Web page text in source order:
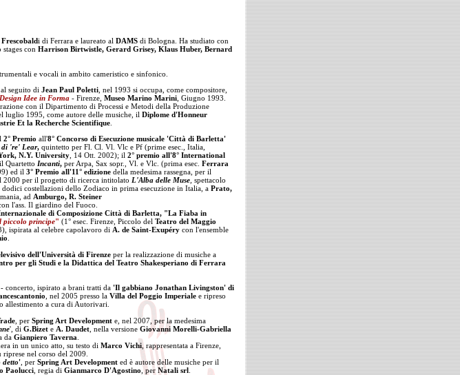
i di Ferrara e laureato al DAMS di Bologna. Ha studiato con
stages con Harrison Birtwistle, Gerard Grisey, Klaus Huber, Bernard
e vocali in ambito cameristico e sinfonico.
al seguito di Jean Paul Poletti , nel 1993 si occupa, come compositore,
Idee in Forma - Firenze, Museo Marino Marini , Giugno 1993.
con il Dipartimento di Processi e Metodi della Produzione
luglio 1995, come autore delle musiche, il Diplome d'Honneur
Et la Recherche Scientifique
2° Premio all'8° Concorso di Esecuzione musicale 'Città di Barletta'
di 're' Lear, quintetto per Fl. Cl. Vl. Vlc e Pf (prime esec., Italia,
N.Y. University , 14 Ott. 2002); il 2° premio all'8° International
Quartetto Incanti, per Arpa, Sax sopr., Vl. e Vlc. (prima esec. Ferrara
ed il 3° Premio all'11° edizione della medesima rassegna, per il
2000 per il progetto di ricerca intitolato L'Alba delle Muse spettacolo
costellazioni dello Zodiaco in prima esecuzione in Italia, a Prato,
ad Amburgo, R. Steiner
l'ass. Il giardino del Fuoco.
di Composizione Città di Barletta, "La Fiaba in
piccolo principe" (1° esec. Firenze, Piccolo del Teatro del Maggio
ispirata al celebre capolavoro di A. de Saint-Exupéry con l'ensemble
dell'Università di Firenze per la realizzazione di musiche a
per gli Studi e la Didattica del Teatro Shakesperiano di Ferrara
concerto, ispirato a brani tratti da 'Il gabbiano Jonathan Livingston' di
, nel 2005 presso la Villa del Poggio Imperiale e ripreso
allestimento a cura di Autorivari.
, per Spring Art Development e, nel 2007, per la medesima
', di G.Bizet e A. Daudet , nella versione Giovanni Morelli-Gabriella
da Gianpiero Taverna
in un unico atto, su testo di Marco Vichi , rappresentata a Firenze,
nel corso del 2009.
detto' , per Spring Art Development ed è autore delle musiche per il
Paolucci , regia di Gianmarco D'Agostino , per Natali srl